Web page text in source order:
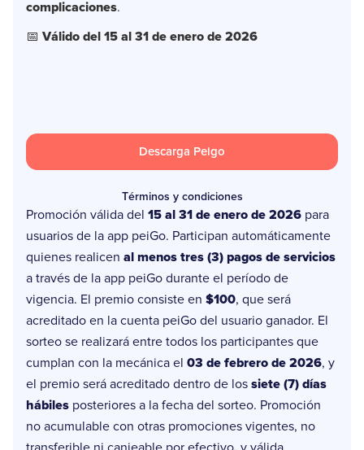
complicaciones.
📅 Válido del 15 al 31 de enero de 2026
Descarga Peigo
Términos y condiciones
Promoción válida del 15 al 31 de enero de 2026 para
usuarios de la app peiGo. Participan automáticamente
quienes realicen al menos tres (3) pagos de servicios
a través de la app peiGo durante el período de
vigencia. El premio consiste en $100, que será
acreditado en la cuenta peiGo del usuario ganador. El
sorteo se realizará entre todos los participantes que
cumplan con la mecánica el 03 de febrero de 2026, y
el premio será acreditado dentro de los siete (7) días
hábiles posteriores a la fecha del sorteo. Promoción
no acumulable con otras promociones vigentes, no